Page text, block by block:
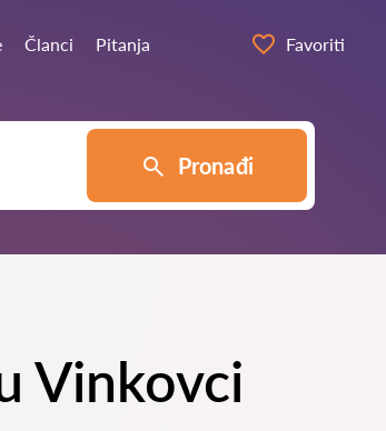
Članci Pitanja Favoriti
Pronađi
Vinkovci